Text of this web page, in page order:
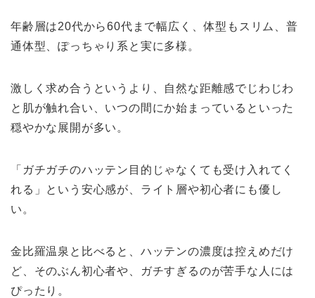
年齢層は20代から60代まで幅広く、体型もスリム、普
通体型、ぽっちゃり系と実に多様。
激しく求め合うというより、自然な距離感でじわじわ
と肌が触れ合い、いつの間にか始まっているといった
穏やかな展開が多い。
「ガチガチのハッテン目的じゃなくても受け入れてく
れる」という安心感が、ライト層や初心者にも優し
い。
金比羅温泉と比べると、ハッテンの濃度は控えめだけ
ど、そのぶん初心者や、ガチすぎるのが苦手な人には
ぴったり。